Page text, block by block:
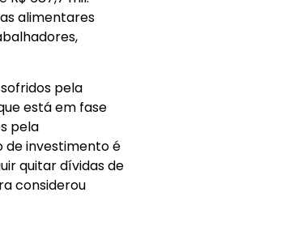
alimentares
pela
está em fase
pela
de investimento é
quitar dívidas de
considerou